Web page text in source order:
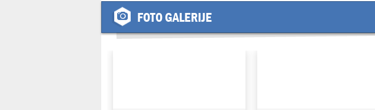
FOTO GALERIJE